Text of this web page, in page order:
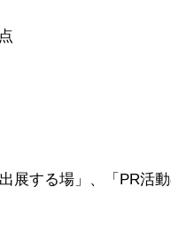
展する場」、「PR活